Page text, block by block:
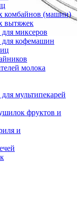
комбайнов (машин)
вытяжек
для миксеров
для кофемашин
молока
мультипекарей
фруктов и
и